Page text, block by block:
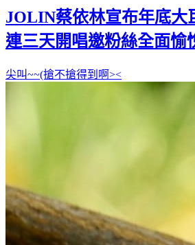
JOLIN蔡依林宣布年底大
連三天開唱邀粉絲全面愉
尖叫~~(搶不搶得到啊><